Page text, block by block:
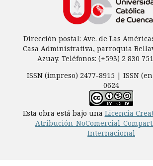
Dirección postal: Ave. de Las
Casa Administrativa, parroquia
Azuay. Teléfonos: (+593) 2 830
ISSN (impreso) 2477-8915 | ISSN
0624
Esta obra está bajo una Licencia
Atribución-NoComercial-
Internacional